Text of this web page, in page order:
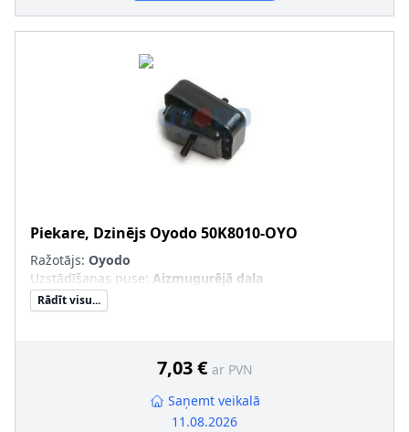
Piekare, Dzinējs Oyodo50K8010-OYO
Ražotājs: Oyodo
Uzstādīšanas puse: Aizmugurējā daļa
Rādīt visu...
7,03 € ar PVN
Saņemt veikalā
11.08.2026